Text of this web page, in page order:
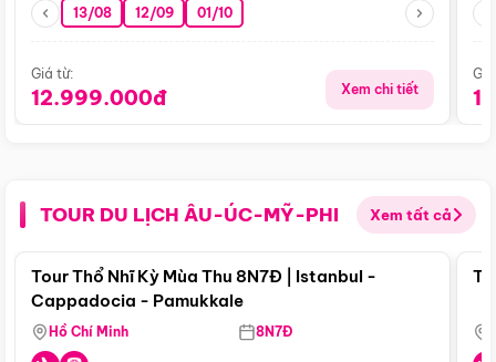
13/08 12/09 01/10
Giá từ:
12.999.000đ Xem chi tiết
TOUR DU LỊCH ÂU-ÚC-MỸ-PHI Xem tất cả
Điểm nổi bật
Tour Thổ Nhĩ Kỳ Mùa Thu 8N7Đ | Istanbul -
Cappadocia - Pamukkale
Hồ Chí Minh 8N7Đ